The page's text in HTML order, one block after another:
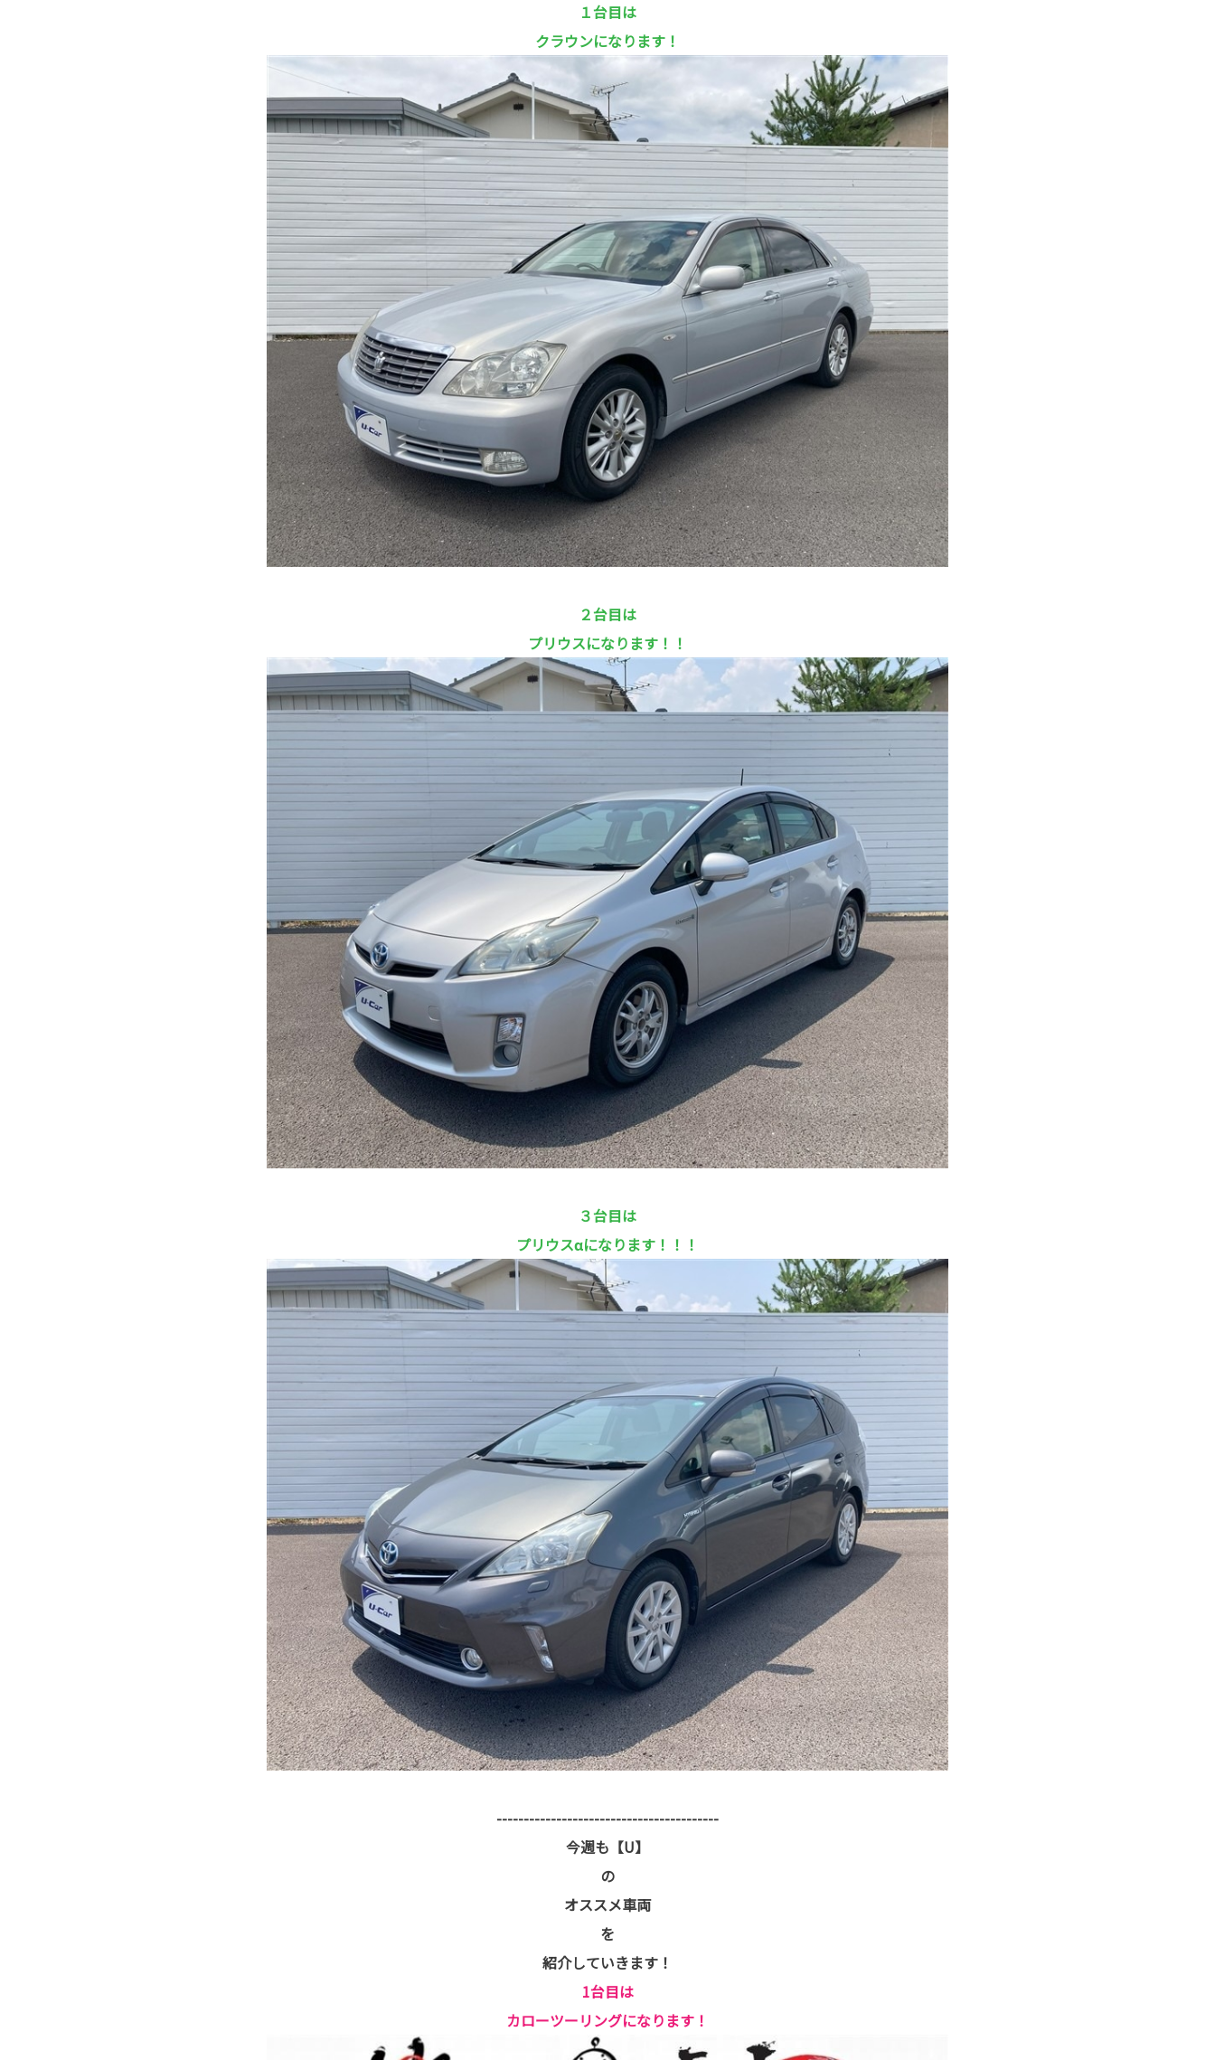
１台目は
クラウンになります！
２台目は
プリウスになります！！
３台目は
プリウスαになります！！！
-----------------------------------------
今週も【U】
の
オススメ車両
を
紹介していきます！
1台目は
カローツーリングになります！